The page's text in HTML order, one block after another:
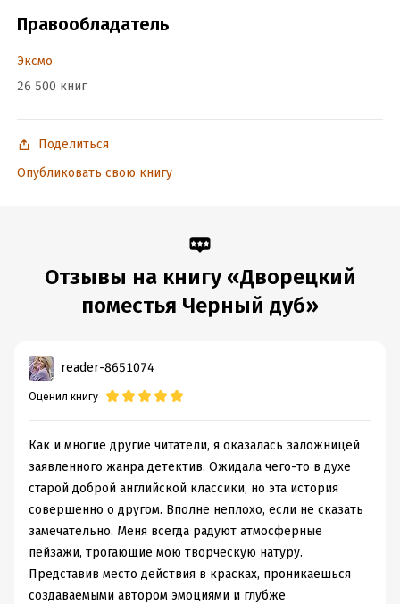
ISBN (EAN):9785042382260
Правообладатель
Эксмо
26 500 книг
Поделиться
Опубликовать свою книгу
Отзывы на книгу «Дворецкий
поместья Черный дуб»
reader-8651074
Оценил книгу
Как и многие другие читатели, я оказалась заложницей
заявленного жанра детектив. Ожидала чего-то в духе
старой доброй английской классики, но эта история
совершенно о другом. Вполне неплохо, если не сказать
замечательно. Меня всегда радуют атмосферные
пейзажи, трогающие мою творческую натуру.
Представив место действия в красках, проникаешься
создаваемыми автором эмоциями и глубже